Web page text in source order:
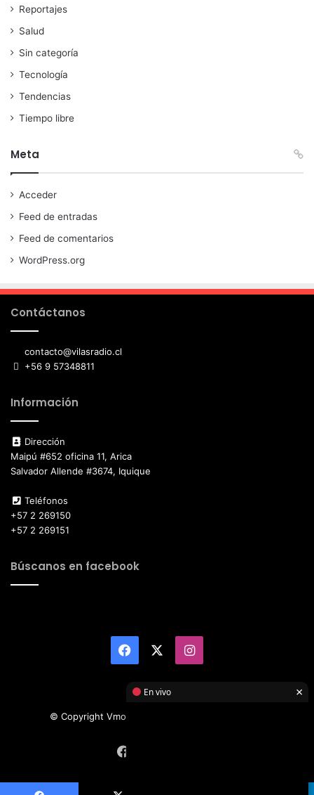
Reportajes
Salud
Sin categoría
Tecnología
Tendencias
Tiempo libre
Meta
Acceder
Feed de entradas
Feed de comentarios
WordPress.org
Contáctanos
contacto@vilasradio.cl
+56 9 57348811
Información
Dirección
Maipú #652 oficina 11, Arica
Salvador Allende #3674, Iquique
Teléfonos
+57 2 269150
+57 2 269151
Búscanos en facebook
Facebook Instagram
© Copyright Vmotor TI 2026, All Rights Reserved
En vivo ×